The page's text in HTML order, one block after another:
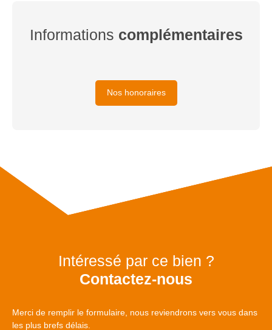
Informations complémentaires
Nos honoraires
Intéressé par ce bien ?
Contactez-nous
Merci de remplir le formulaire, nous reviendrons vers vous dans
les plus brefs délais.